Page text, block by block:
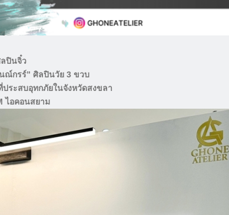
ปินจิ๋ว
ณ์กรร์” ศิลปินวัย 3 ขวบ
ระสบอุทกภัยในจังหวัดสงขลา
ไอคอนสยาม